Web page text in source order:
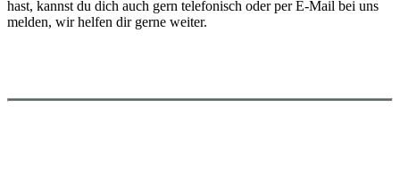
hast, kannst du dich auch gern telefonisch oder per E-Mail bei uns
melden, wir helfen dir gerne weiter.